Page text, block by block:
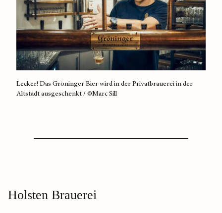
Lecker! Das Gröninger Bier wird in der Privatbrauerei in der
Altstadt ausgeschenkt / ©Marc Sill
Holsten Brauerei